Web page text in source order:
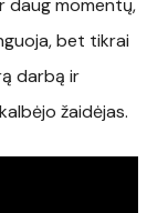
daug momentų,
bet tikrai
darbą ir
žaidėjas.